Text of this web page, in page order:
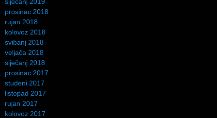
prosinac 2018
rujan 2018
kolovoz 2018
svibanj 2018
veljača 2018
siječanj 2018
prosinac 2017
studeni 2017
listopad 2017
rujan 2017
kolovoz 2017